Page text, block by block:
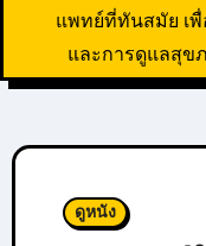
แพทย์ที่ทันสมัย เ
และการดูแลสุข
ดูหนัง